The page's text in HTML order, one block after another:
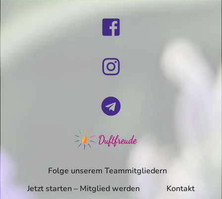
Folge unserem Teammitgliedern
Jetzt starten – Mitglied werden
Kontakt